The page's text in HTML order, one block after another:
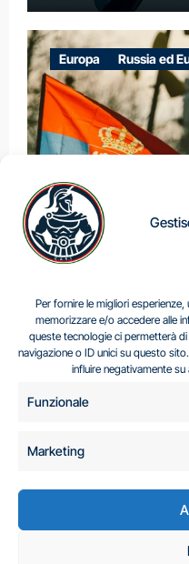
Per fornire le migliori
memorizzare e/o accedere alle
queste tecnologie ci permetterà
navigazione o ID unici su questo
influire negativamente
Funzionale
Marketing
Europa Russia ed
Centro Analisi e